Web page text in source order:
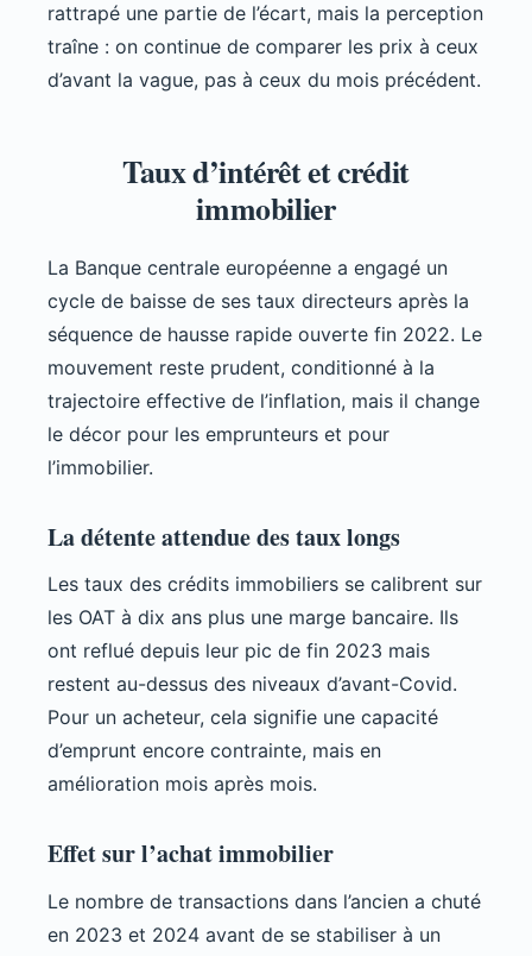
rattrapé une partie de l’écart, mais la perception
traîne : on continue de comparer les prix à ceux
d’avant la vague, pas à ceux du mois précédent.
Taux d’intérêt et crédit
immobilier
La Banque centrale européenne a engagé un
cycle de baisse de ses taux directeurs après la
séquence de hausse rapide ouverte fin 2022. Le
mouvement reste prudent, conditionné à la
trajectoire effective de l’inflation, mais il change
le décor pour les emprunteurs et pour
l’immobilier.
La détente attendue des taux longs
Les taux des crédits immobiliers se calibrent sur
les OAT à dix ans plus une marge bancaire. Ils
ont reflué depuis leur pic de fin 2023 mais
restent au-dessus des niveaux d’avant-Covid.
Pour un acheteur, cela signifie une capacité
d’emprunt encore contrainte, mais en
amélioration mois après mois.
Effet sur l’achat immobilier
Le nombre de transactions dans l’ancien a chuté
en 2023 et 2024 avant de se stabiliser à un